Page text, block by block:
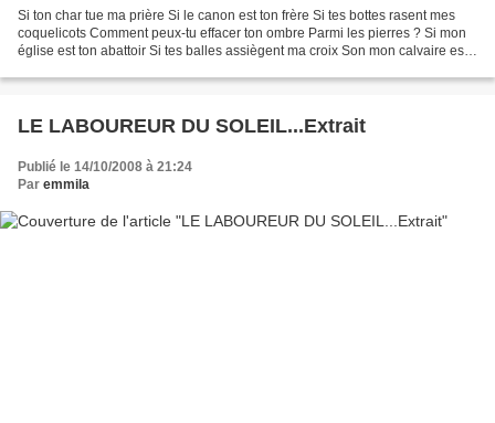
Si ton char tue ma prière Si le canon est ton frère Si tes bottes rasent mes
coquelicots Comment peux-tu effacer ton ombre Parmi les pierres ? Si mon
église est ton abattoir Si tes balles assiègent ma croix Son mon calvaire est
LE LABOUREUR DU SOLEIL...Extrait
Publié le 14/10/2008 à 21:24
Par emmila